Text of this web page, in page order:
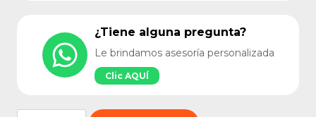
¿Tiene alguna pregunta?
Le brindamos asesoría personalizada
Clic AQUÍ